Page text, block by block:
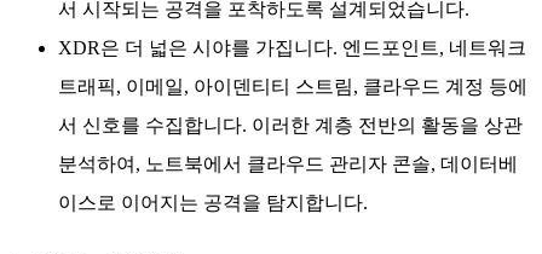
서 시작되는 공격을 포착하도록 설계되었습니다.
XDR은 더 넓은 시야를 가집니다. 엔드포인트, 네트워크
트래픽, 이메일, 아이덴티티 스트림, 클라우드 계정 등에
서 신호를 수집합니다. 이러한 계층 전반의 활동을 상관
분석하여, 노트북에서 클라우드 관리자 콘솔, 데이터베
이스로 이어지는 공격을 탐지합니다.